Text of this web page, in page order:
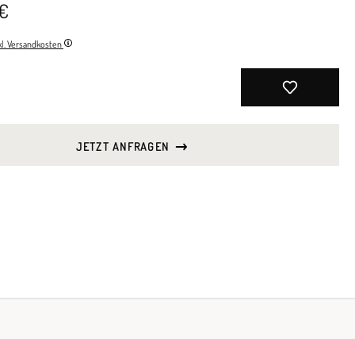
Versandkosten
JETZT ANFRAGEN